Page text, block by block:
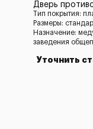
Дверь
Тип покрытия:
Размеры:
Назначение:
заведения
Уточнить